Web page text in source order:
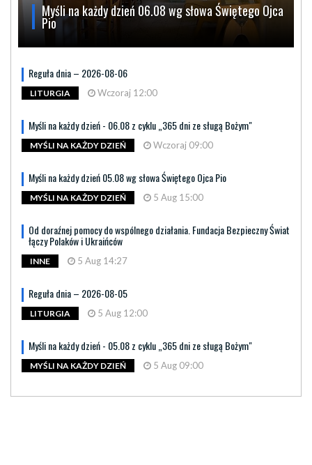
Myśli na każdy dzień 06.08 wg słowa Świętego Ojca
Pio
Reguła dnia – 2026-08-06
LITURGIA Wczoraj 12:00
Myśli na każdy dzień - 06.08 z cyklu „365 dni ze sługą Bożym"
MYŚLI NA KAŻDY DZIEŃ Wczoraj 09:00
Myśli na każdy dzień 05.08 wg słowa Świętego Ojca Pio
MYŚLI NA KAŻDY DZIEŃ 5 Aug 15:00
Od doraźnej pomocy do wspólnego działania. Fundacja Bezpieczny Świat
łączy Polaków i Ukraińców
INNE 5 Aug 14:27
Reguła dnia – 2026-08-05
LITURGIA 5 Aug 12:00
Myśli na każdy dzień - 05.08 z cyklu „365 dni ze sługą Bożym"
MYŚLI NA KAŻDY DZIEŃ 5 Aug 09:00